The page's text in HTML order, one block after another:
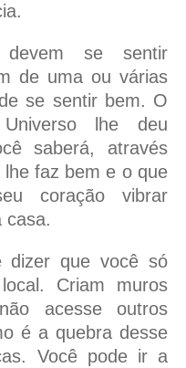
se sentir
de uma ou várias
se sentir bem. O
lhe deu
saberá, através
faz bem e o que
coração vibrar
casa.
que você só
Criam muros
acesse outros
é a quebra desse
Você pode ir a